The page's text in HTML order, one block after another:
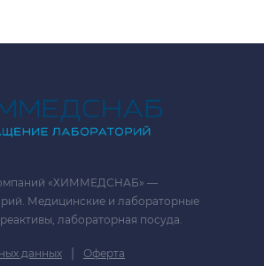
«ХИММЕДСНАБ» —
Медицинские и лабораторные
лабораторная посуда.
данных | Оферта